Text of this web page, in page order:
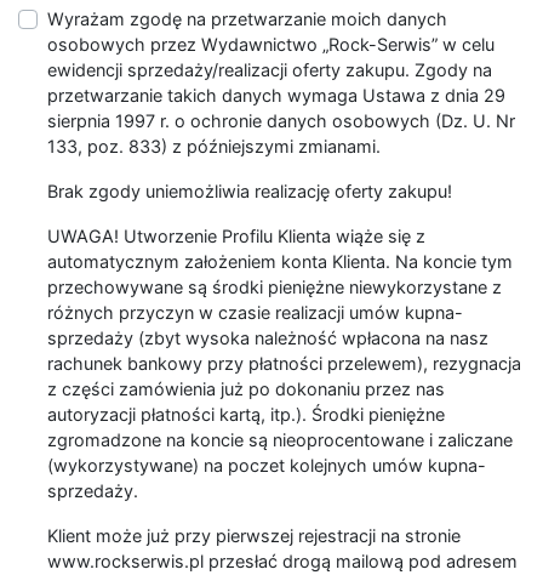
Wyrażam zgodę na przetwarzanie moich danych
osobowych przez Wydawnictwo „Rock-Serwis” w celu
ewidencji sprzedaży/realizacji oferty zakupu. Zgody na
przetwarzanie takich danych wymaga Ustawa z dnia 29
sierpnia 1997 r. o ochronie danych osobowych (Dz. U. Nr
133, poz. 833) z późniejszymi zmianami.
Brak zgody uniemożliwia realizację oferty zakupu!
UWAGA! Utworzenie Profilu Klienta wiąże się z
automatycznym założeniem konta Klienta. Na koncie tym
przechowywane są środki pieniężne niewykorzystane z
różnych przyczyn w czasie realizacji umów kupna-
sprzedaży (zbyt wysoka należność wpłacona na nasz
rachunek bankowy przy płatności przelewem), rezygnacja
z części zamówienia już po dokonaniu przez nas
autoryzacji płatności kartą, itp.). Środki pieniężne
zgromadzone na koncie są nieoprocentowane i zaliczane
(wykorzystywane) na poczet kolejnych umów kupna-
sprzedaży.
Klient może już przy pierwszej rejestracji na stronie
www.rockserwis.pl przesłać drogą mailową pod adresem